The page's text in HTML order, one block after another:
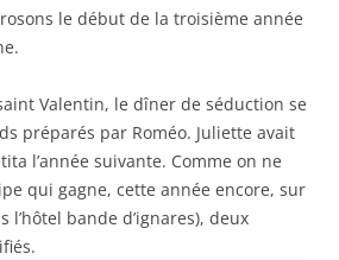
le début de la troisième année
Valentin, le dîner de séduction se
préparés par Roméo. Juliette avait
l’année suivante. Comme on ne
qui gagne, cette année encore, sur
l’hôtel bande d’ignares), deux